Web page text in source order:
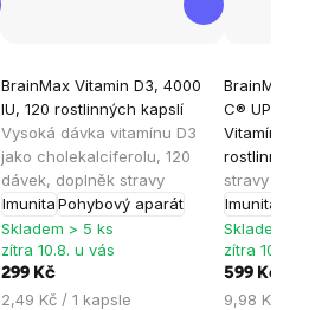
BrainMax Vitamin D3, 4000
IU, 120 rostlinných kapslí
Vysoká dávka vitamínu D3
jako cholekalciferolu, 120
dávek, doplněk stravy
ImunitaPohybový aparát
hodnocení
produktu
je
5,0
z
5
hvězdiček.
Skladem > 5 ks
zítra 10.8. u vás
299 Kč
Měrná
2,49 Kč / 1 kapsle
BrainMax
C®
Vitamín C,
stravy
Imunita
produktu
je
5,0
z
5
Skladem >
zítra 10.8.
599 Kč
Měrná
9,98 Kč / 1